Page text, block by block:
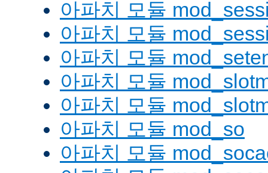
아파치 모듈
아파치 모듈
아파치 모듈
아파치 모듈
아파치 모듈
아파치 모듈 mod_so
아파치 모듈